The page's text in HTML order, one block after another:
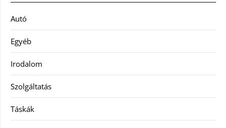
Autó
Egyéb
Irodalom
Szolgáltatás
Táskák